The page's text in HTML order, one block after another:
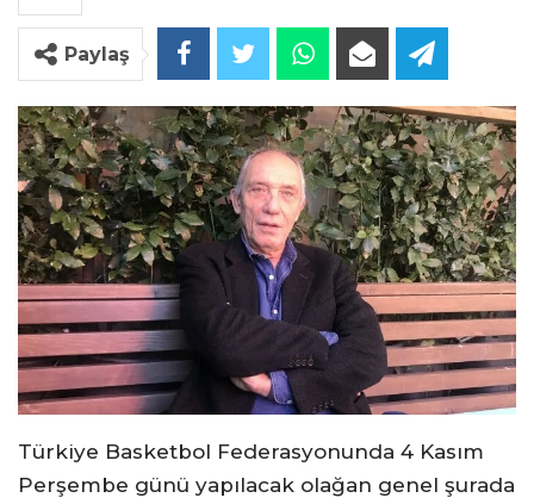
Paylaş
Türkiye Basketbol Federasyonunda 4 Kasım
Perşembe günü yapılacak olağan genel şurada